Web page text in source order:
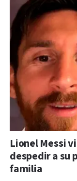
Lionel Messi
despedir a su
familia